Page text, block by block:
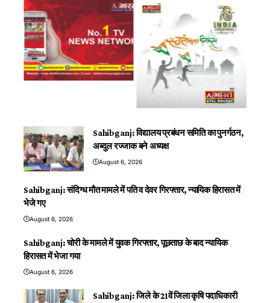
Sahibganj: विद्यालय प्रबंधन समिति का पुनर्गठन,
अब्दुल रज्जाक बने अध्यक्ष
August 6, 2026
Sahibganj: संदिग्ध मौत मामले में पति व देवर गिरफ्तार, न्यायिक हिरासत में
भेजे गए
August 6, 2026
Sahibganj: चोरी के मामले में युवक गिरफ्तार, पूछताछ के बाद न्यायिक
हिरासत में भेजा गया
August 6, 2026
Sahibganj: जिले के 21वें जिला कृषि पदाधिकारी